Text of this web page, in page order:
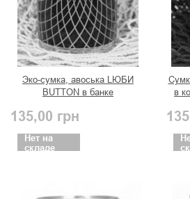
Эко-сумка, авоська LЮБИ
BUTTON в банке
135,00 грн
Нет на
складе
в